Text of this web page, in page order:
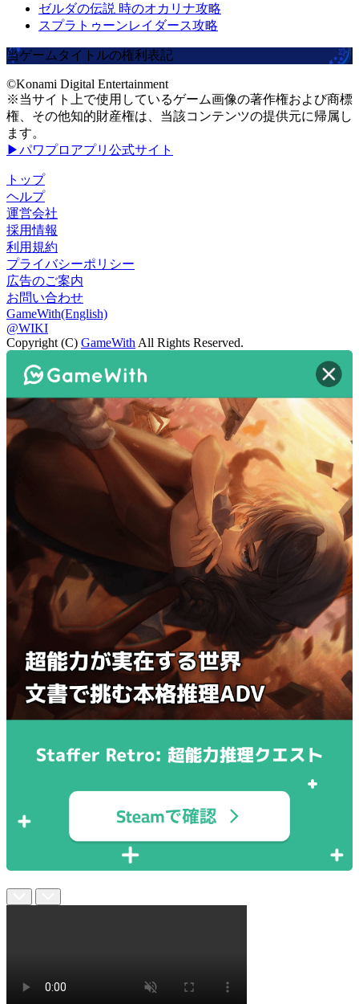
ゼルダの伝説 時のオカリナ攻略
スプラトゥーンレイダース攻略
当ゲームタイトルの権利表記
©Konami Digital Entertainment
※当サイト上で使用しているゲーム画像の著作権および商標
権、その他知的財産権は、当該コンテンツの提供元に帰属し
ます。
▶パワプロアプリ公式サイト
トップ
ヘルプ
運営会社
採用情報
利用規約
プライバシーポリシー
広告のご案内
お問い合わせ
GameWith(English)
@WIKI
Copyright (C) GameWith All Rights Reserved.